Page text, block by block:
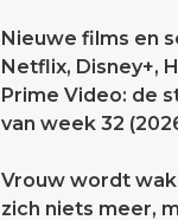
Nieuwe films en
Netflix, Disney+,
Prime Video: de
van week 32
Vrouw wordt
zich niets meer,